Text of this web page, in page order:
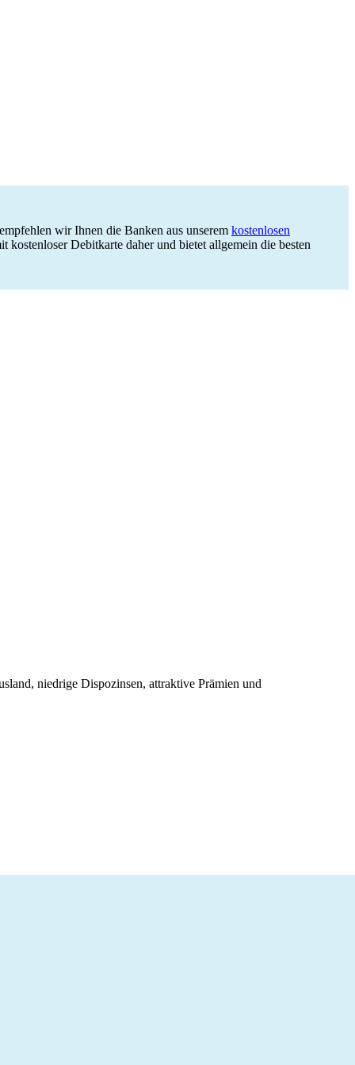
wir Ihnen die Banken aus unserem kostenlosen
Debitkarte daher und bietet allgemein die besten
niedrige Dispozinsen, attraktive Prämien und